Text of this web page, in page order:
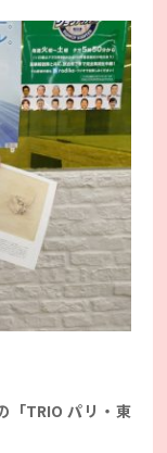
「TRIO パリ・東